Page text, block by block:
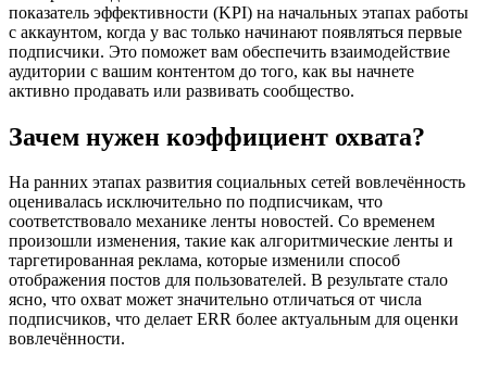
показатель эффективности (KPI) на начальных этапах работы
с аккаунтом, когда у вас только начинают появляться первые
подписчики. Это поможет вам обеспечить взаимодействие
аудитории с вашим контентом до того, как вы начнете
активно продавать или развивать сообщество.
Зачем нужен коэффициент охвата?
На ранних этапах развития социальных сетей вовлечённость
оценивалась исключительно по подписчикам, что
соответствовало механике ленты новостей. Со временем
произошли изменения, такие как алгоритмические ленты и
таргетированная реклама, которые изменили способ
отображения постов для пользователей. В результате стало
ясно, что охват может значительно отличаться от числа
подписчиков, что делает ERR более актуальным для оценки
вовлечённости.